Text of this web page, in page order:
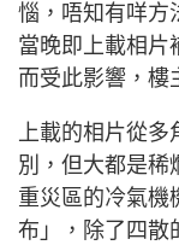
惱，唔知有咩方
當晚即上載相片
而受此影響，樓
上載的相片從多
別，但大都是稀
重災區的冷氣機
布」，除了四散